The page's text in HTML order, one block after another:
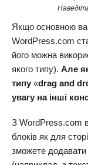
Якщо основною
WordPress.com
його можна
якого типу). Але
типу «drag and
увагу на інші
З WordPress.com
блоків як для
зможете додавати